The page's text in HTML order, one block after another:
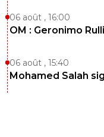
06 août , 16:00
OM : Geronimo
06 août , 15:40
Mohamed Salah